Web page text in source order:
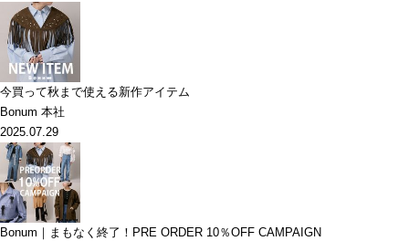
今買って秋まで使える新作アイテム
Bonum 本社
2025.07.29
Bonum｜まもなく終了！PRE ORDER 10％OFF CAMPAIGN